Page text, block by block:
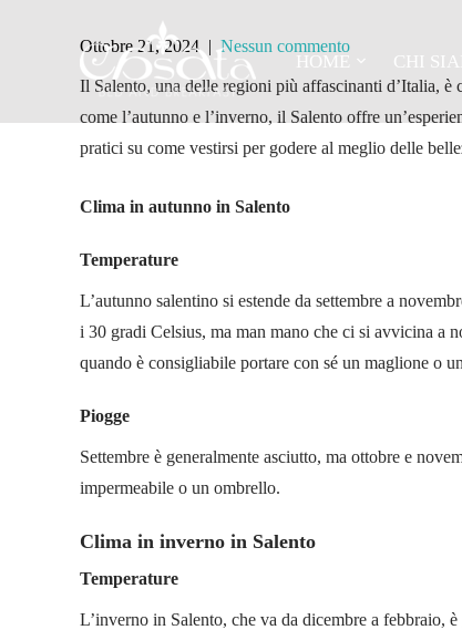
HOME CHI
Autunno-
Ottobre 21, 2024|Nessun commento
Il Salento, una delle regioni più affascinanti d’Italia, è
come l’autunno e l’inverno, il Salento offre
pratici su come vestirsi per godere al meglio delle
Clima in autunno in Salento
Temperature
L’autunno salentino si estende da settembre a
i 30 gradi Celsius, ma man mano che ci si avvicina a
quando è consigliabile portare con sé un maglione o
Piogge
Settembre è generalmente asciutto, ma ottobre e
impermeabile o un ombrello.
Clima in inverno in Salento
Temperature
L’inverno in Salento, che va da dicembre a febbraio,